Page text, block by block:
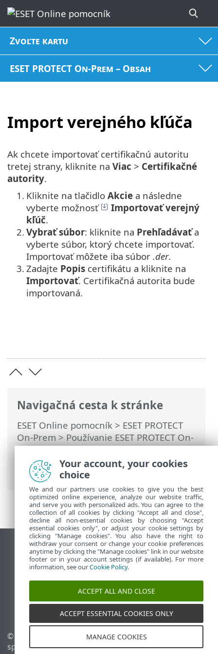
Zvoľte kartu
ESET PROTECT On-Prem – Obsah
Import verejného kľúča
Navigačná cesta k stránke
ESET Online pomocník > ESET PROTECT
On-Prem>Používanie ESET PROTECT On-
Prem>Hlavné menu ESET PROTECT On-
Prem> Viac >Certifikáty >Certifikačné
autority > Import verejného kľúča
Ak chcete importovať certifikačnú autoritu
tretej strany, kliknite na Viac > Certifikačné
autority.
1. Kliknite na tlačidlo Akcie a následne
vyberte možnosť
Importovať verejný
kľúč.
2. Vybrať súbor: kliknite na Prehľadávaťa
vyberte súbor, ktorý chcete importovať.
Importovať môžete iba súbor .der.
3. Zadajte Popis certifikátu a kliknite na
Importovať. Certifikačná autorita bude
importovaná.
Zobraziť stránku ako na počítači
End of Life
Databáza znalostí ESET
ESET Fórum
ESET Status Portal
Technická podpora
© 1992 - 2026 ESET,
spol. s r. o. Všetky práva
Spravovať súbory cookie
Zásady používania súborov
Your account, your cookies
choice
We and our partners use cookies to give you the best
optimized online experience, analyze our website traffic,
and serve you with personalized ads. You can agree to the
collection of all cookies by clicking "Accept all and close",
decline all non-essential cookies by choosing "Accept
essential cookies only", or adjust your cookie settings by
clicking "Manage cookies". You also have the right to
withdraw your consent or change your cookie preferences
anytime by clicking the "Manage cookies" link in our website
footer or in your account settings (if available). For more
information, see ourCookie Policy.
ACCEPT ALL AND CLOSE
ACCEPT ESSENTIAL COOKIES ONLY
MANAGE COOKIES